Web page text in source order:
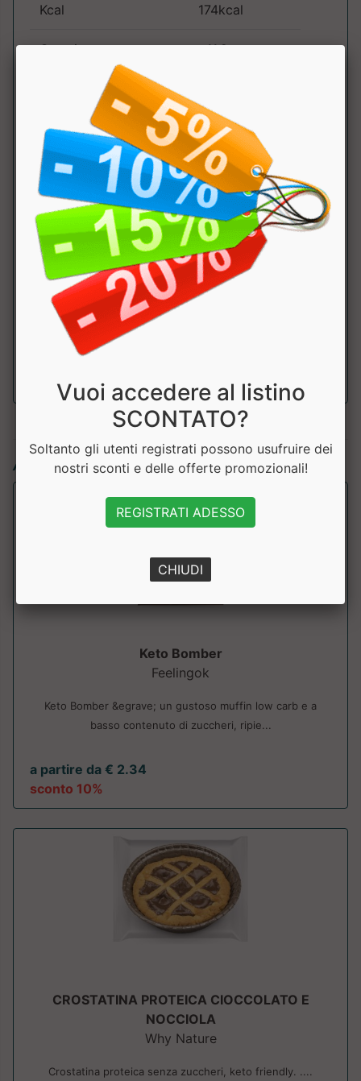
Kcal 174kcal
Grassi 11.2g
di cui saturi
Carboidrati 6g
di cui
zuccheri
1.4g
di cui polioli 1.8g
Fibre 3.5g
Proteine
Articoli simili:
Keto Bomber
Feelingok
Keto Bomber &egrave; un gustoso muffin low carb e a
basso contenuto di zuccheri, ripie...
a partire da € 2.34
sconto 10%
CROSTATINA PROTEICA CIOCCOLATO E
NOCCIOLA
Why Nature
Crostatina proteica senza zuccheri, keto friendly. ....
Vuoi accedere al listino
SCONTATO?
Soltanto gli utenti registrati possono usufruire dei
nostri sconti e delle offerte promozionali!
REGISTRATI ADESSO
CHIUDI